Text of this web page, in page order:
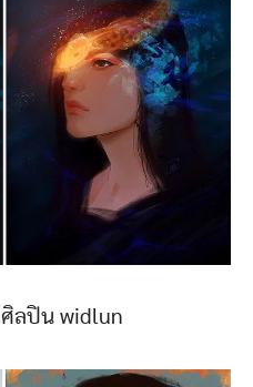
ศิลปิน widlun